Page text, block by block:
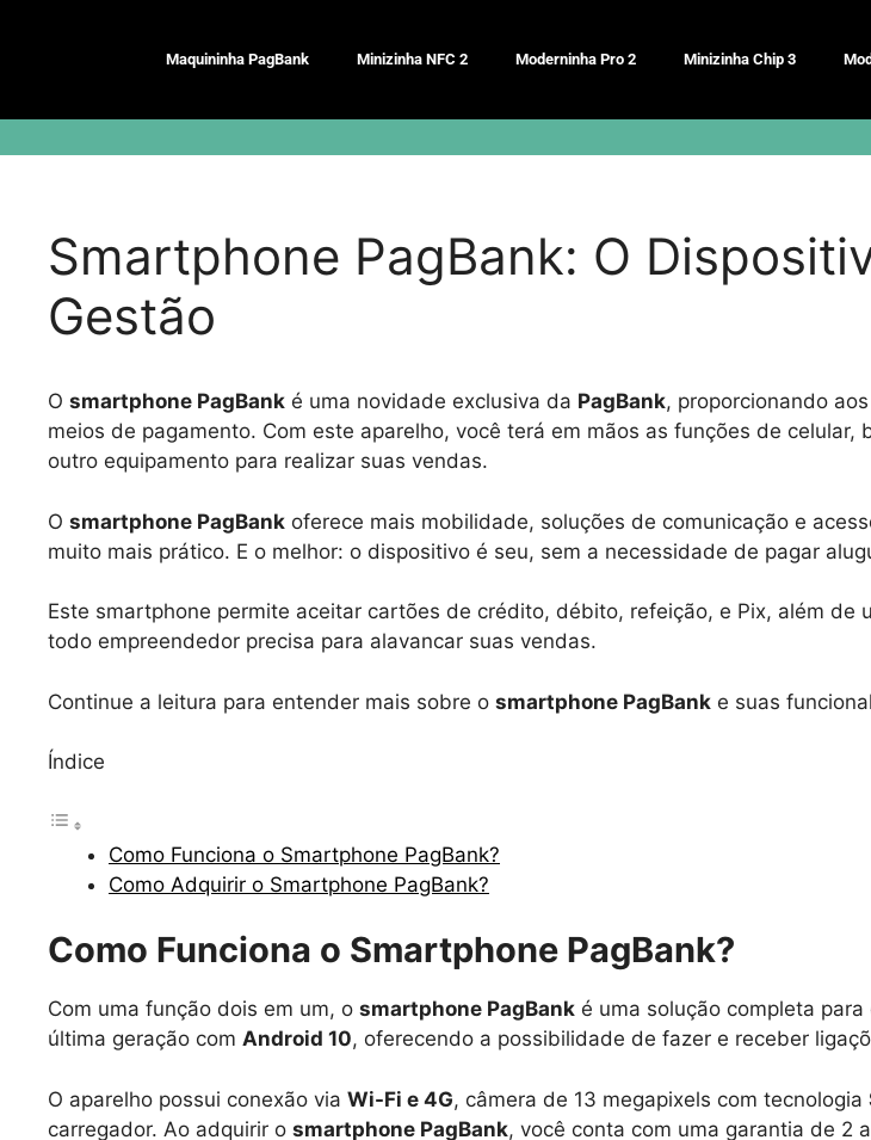
Maquininha PagBank Minizinha NFC 2 Moderninha Pro 2 Minizinha Chip 3
Smartphone PagBank: O
Gestão
O smartphone PagBank é uma novidade exclusiva da PagBank, proporcionando
meios de pagamento. Com este aparelho, você terá em mãos as funções de
outro equipamento para realizar suas vendas.
O smartphone PagBank oferece mais mobilidade, soluções de comunicação e
muito mais prático. E o melhor: o dispositivo é seu, sem a necessidade de pagar
Este smartphone permite aceitar cartões de crédito, débito, refeição, e Pix, além de
todo empreendedor precisa para alavancar suas vendas.
Continue a leitura para entender mais sobre o smartphone PagBank e suas
Índice
Como Funciona o Smartphone PagBank?
Como Adquirir o Smartphone PagBank?
Como Funciona o Smartphone PagBank?
Com uma função dois em um, o smartphone PagBank é uma solução completa
última geração com Android 10, oferecendo a possibilidade de fazer e receber
O aparelho possui conexão via Wi-Fi e 4G, câmera de 13 megapixels com tecnologia
carregador. Ao adquirir o smartphone PagBank, você conta com uma garantia de 2